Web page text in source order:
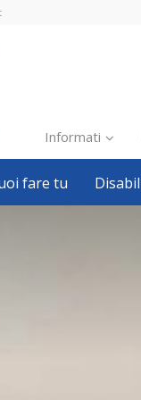
Informati
fare tu